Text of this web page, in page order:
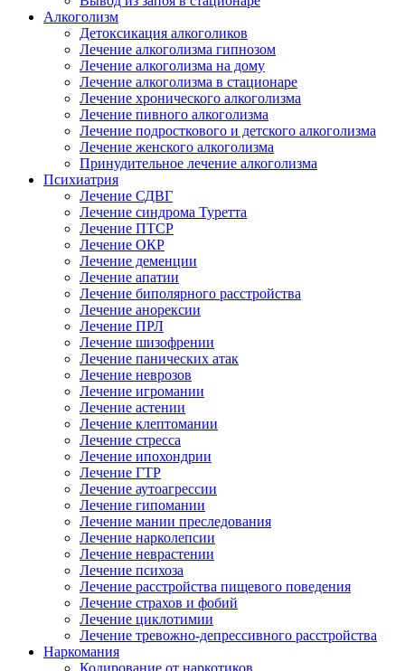
Алкоголизм
Детоксикация алкоголиков
Лечение алкоголизма гипнозом
Лечение алкоголизма на дому
Лечение алкоголизма в стационаре
Лечение хронического алкоголизма
Лечение пивного алкоголизма
Лечение подросткового и детского алкоголизма
Лечение женского алкоголизма
Принудительное лечение алкоголизма
Психиатрия
Лечение СДВГ
Лечение синдрома Туретта
Лечение ПТСР
Лечение ОКР
Лечение деменции
Лечение апатии
Лечение биполярного расстройства
Лечение анорексии
Лечение ПРЛ
Лечение шизофрении
Лечение панических атак
Лечение неврозов
Лечение игромании
Лечение астении
Лечение клептомании
Лечение стресса
Лечение ипохондрии
Лечение ГТР
Лечение аутоагрессии
Лечение гипомании
Лечение мании преследования
Лечение нарколепсии
Лечение неврастении
Лечение психоза
Лечение расстройства пищевого поведения
Лечение страхов и фобий
Лечение циклотимии
Лечение тревожно-депрессивного расстройства
Наркомания
Кодирование от наркотиков